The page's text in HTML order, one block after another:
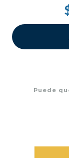
Puede